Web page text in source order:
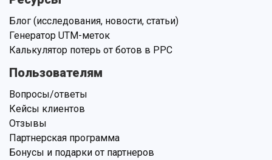
Блог (исследования, новости, статьи)
Генератор UTM-меток
Калькулятор потерь от ботов в PPC
Пользователям
Вопросы/ответы
Кейсы клиентов
Отзывы
Партнерская программа
Бонусы и подарки от партнеров